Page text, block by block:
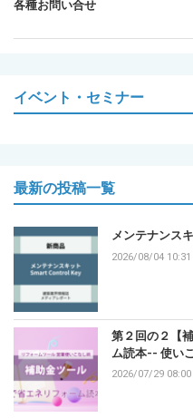
各種お問い合せ
イベント・セミナー
最新の投稿一覧
メンテナンス
2026/08/04 10:31
第２回の２【
ム読本-- 使い
2026/07/29 08:00